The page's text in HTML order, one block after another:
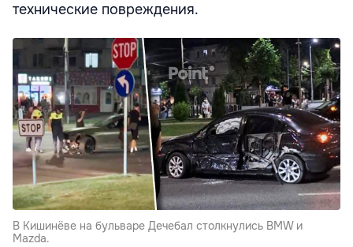
технические повреждения.
В Кишинёве на бульваре Дечебал столкнулись BMW и
Mazda.